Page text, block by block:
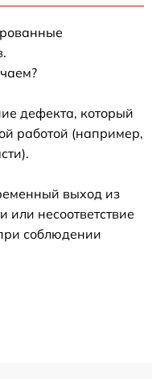
дефекта, который
работой (например,
выход из
или несоответствие
соблюдении